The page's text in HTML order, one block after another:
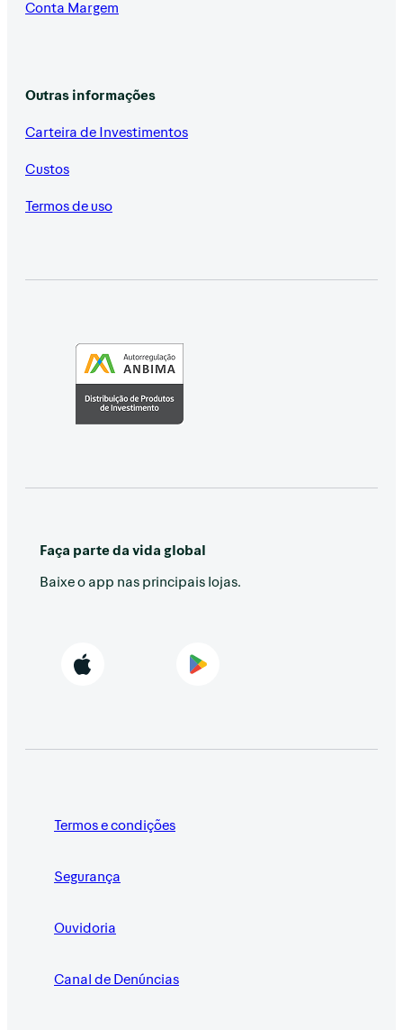
Conta Margem
Outras informações
Carteira de Investimentos
Custos
Termos de uso
Faça parte da vida global
Baixe o app nas principais lojas.
Termos e condições
Segurança
Ouvidoria
Canal de Denúncias